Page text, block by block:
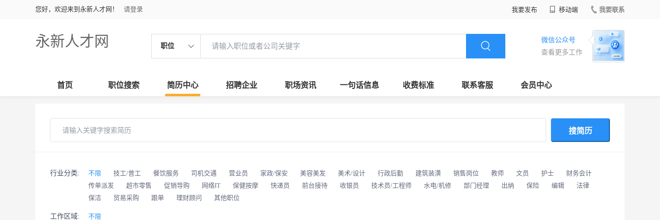
您好，欢迎来到永新人才网！ 请登录 我要发布 移动端 我要联系
永新人才网 职位
微信公众号
查看更多工作
首页 职位搜索 简历中心 招聘企业 职场资讯 一句话信息 收费标准 联系客服 会员中心
搜简历
行业分类: 不限 技工/普工 餐饮服务 司机交通 营业员 家政/保安 美容美发 美术/设计 行政后勤 建筑装潢 销售岗位 教师 文员 护士
财务会计
传单派发
超市零售 促销导购 网络IT 保健按摩 快递员 前台接待 收银员 技术员/工程师 水电/机修 部门经理 出纳 保险 编辑
法律
保洁
贸易采购 跟单 理财顾问 其他职位
工作区域: 不限